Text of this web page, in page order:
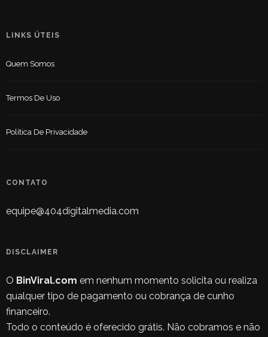
LINKS ÚTEIS
Quem Somos
Termos De Uso
Política De Privacidade
CONTATO
equipe@404digitalmedia.com
DISCLAIMER
O BinViral.com em nenhum momento solicita ou realiza
qualquer tipo de pagamento ou cobrança de cunho
financeiro.
Todo o conteúdo é oferecido grátis. Não cobramos e não